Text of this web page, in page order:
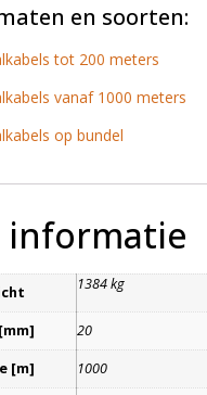
en soorten:
tot 200 meters
vanaf 1000 meters
op bundel
informatie
1384 kg
20
[m] 1000